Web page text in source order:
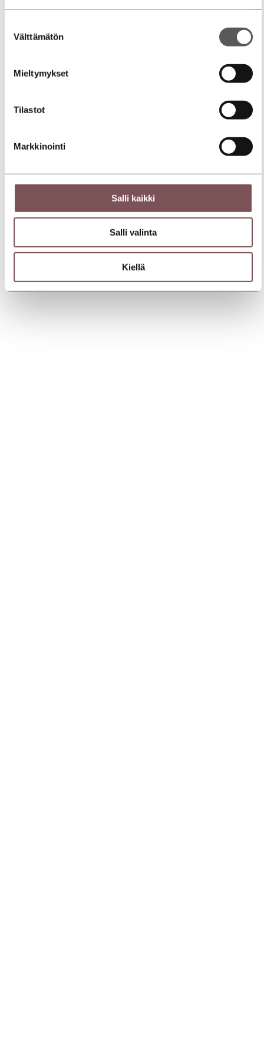
valinta
Välttämätön
Mieltymykset
Tilastot
Markkinointi
Salli kaikki
Salli valinta
Kiellä